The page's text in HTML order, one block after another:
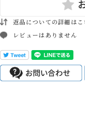
返品についての詳細はこ
レビューはありません